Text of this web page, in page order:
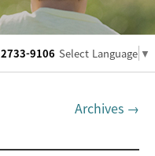
2733-9106 Select Language ▼
Archives →